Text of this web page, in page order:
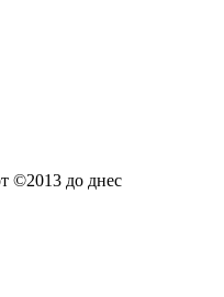
©2013 до днес